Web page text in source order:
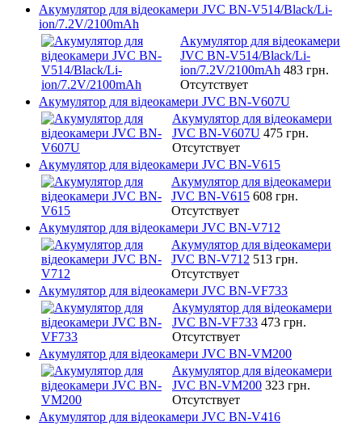
Акумулятор для відеокамери JVC BN-V514/Black/Li-
ion/7.2V/2100mAh
Акумулятор для відеокамери
JVC BN-V514/Black/Li-
ion/7.2V/2100mAh 483 грн.
Отсутствует
Акумулятор для відеокамери JVC BN-V607U
Акумулятор для відеокамери
JVC BN-V607U 475 грн.
Отсутствует
Акумулятор для відеокамери JVC BN-V615
Акумулятор для відеокамери
JVC BN-V615 608 грн.
Отсутствует
Акумулятор для відеокамери JVC BN-V712
Акумулятор для відеокамери
JVC BN-V712 513 грн.
Отсутствует
Акумулятор для відеокамери JVC BN-VF733
Акумулятор для відеокамери
JVC BN-VF733 473 грн.
Отсутствует
Акумулятор для відеокамери JVC BN-VM200
Акумулятор для відеокамери
JVC BN-VM200 323 грн.
Отсутствует
Акумулятор для відеокамери JVC BN-V416